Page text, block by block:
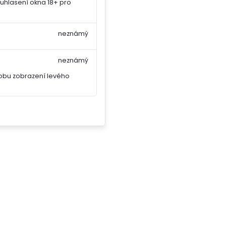
okna 18+ pro
neznámý
zobrazení levého
neznámý